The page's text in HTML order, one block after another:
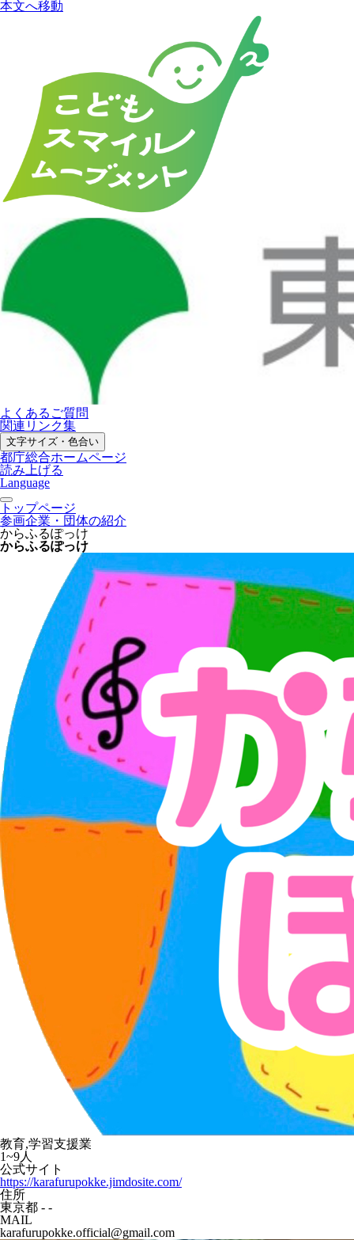
本文へ移動
よくあるご質問
関連リンク集
文字サイズ・色合い
都庁総合ホームページ
読み上げる
Language
トップページ
参画企業・団体の紹介
からふるぽっけ
からふるぽっけ
教育,学習支援業
1~9人
公式サイト
https://karafurupokke.jimdosite.com/
住所
東京都 - -
MAIL
karafurupokke.official@gmail.com